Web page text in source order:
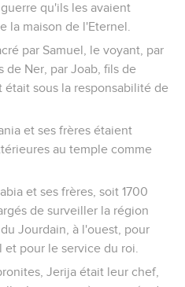
qu'ils les avaient
la maison de l'Eternel.
par Samuel, le voyant, par
de Ner, par Joab, fils de
était sous la responsabilité de
et ses frères étaient
au temple comme
et ses frères, soit 1700
de surveiller la région
Jourdain, à l'ouest, pour
pour le service du roi.
Jerija était leur chef,